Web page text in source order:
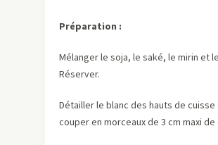
Préparation :
Mélanger le soja, le saké, le mirin et
Réserver.
Détailler le blanc des hauts de cuisse
couper en morceaux de 3 cm maxi de